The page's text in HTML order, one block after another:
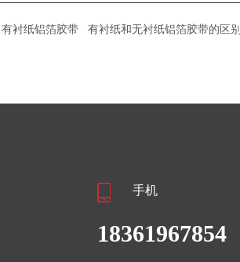
有衬纸铝箔胶带 有衬纸和无衬纸铝箔胶带的区别
手机
18361967854